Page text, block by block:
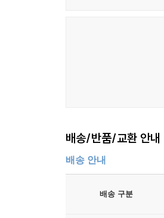
배송/반품/교환 안내
배송 안내
배송 구분